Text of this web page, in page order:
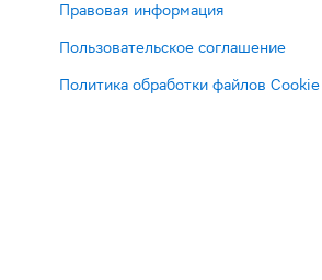
Правовая информация
Пользовательское соглашение
Политика обработки файлов Cookie